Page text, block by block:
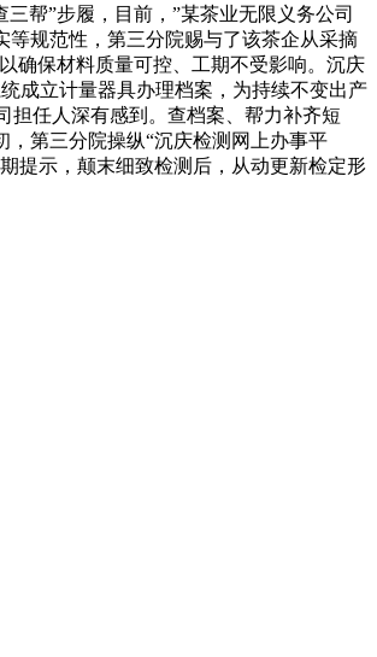
帮”步履，目前，”某茶业无限义务公司
规范性，第三分院赐与了该茶企从采摘
确保材料质量可控、工期不受影响。沉庆
成立计量器具办理档案，为持续不变出产
担任人深有感到。查档案、帮力补齐短
第三分院操纵“沉庆检测网上办事平
提示，颠末细致检测后，从动更新检定形